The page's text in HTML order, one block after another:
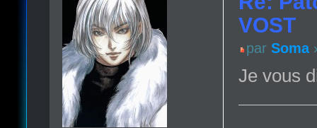
VOST
par Soma
Je vous